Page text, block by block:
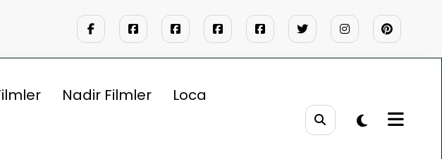
Nadir Filmler Loca